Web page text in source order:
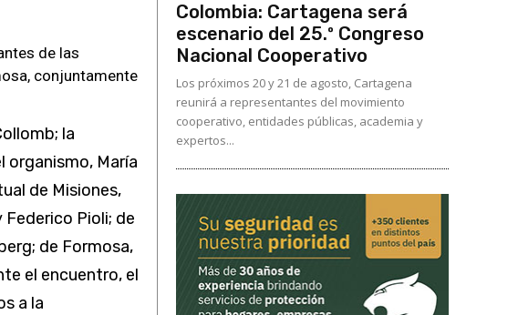
de las
conjuntamente
la
organismo, María
de Misiones,
Pioli; de
de Formosa,
el encuentro, el
a la
Colombia: Cartagena será
escenario del 25.º Congreso
Nacional Cooperativo
Los próximos 20 y 21 de agosto, Cartagena
reunirá a representantes del movimiento
cooperativo, entidades públicas, academia y
expertos...